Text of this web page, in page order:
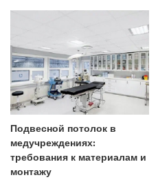
Подвесной потолок в
медучреждениях:
требования к материалам и
монтажу